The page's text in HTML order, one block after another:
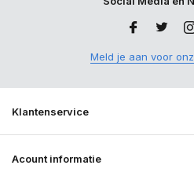
Meld je aan voor
Klantenservice
Acount informatie